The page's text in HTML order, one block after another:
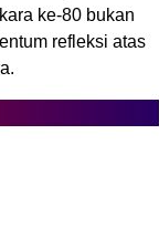
ke-80 bukan
refleksi atas